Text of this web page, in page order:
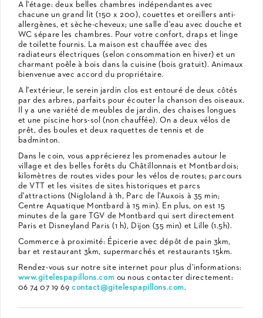
A l'étage: deux belles chambres indépendantes avec
chacune un grand lit (150 x 200), couettes et oreillers anti-
allergènes, et sèche-cheveux; une salle d'eau avec douche et
WC sépare les chambres. Pour votre confort, draps et linge
de toilette fournis. La maison est chauffée avec des
radiateurs électriques (selon consommation en hiver) et un
charmant poêle à bois dans la cuisine (bois gratuit). Animaux
bienvenue avec accord du propriétaire.
A l'extérieur, le serein jardin clos est entouré de deux côtés
par des arbres, parfaits pour écouter la chanson des oiseaux.
Il y a une variété de meubles de jardin, des chaises longues
et une piscine hors-sol (non chauffée). On a deux vélos de
prêt, des boules et deux raquettes de tennis et de
badminton.
Dans le coin, vous apprécierez les promenades autour le
village et des belles forêts du Châtillonnais et Montbardois;
kilomètres de routes vides pour les vélos de routes; parcours
de VTT et les visites de sites historiques et parcs
d'attractions (Nigloland à 1h, Parc de l’Auxois à 35 min;
Centre Aquatique Montbard à 15 min). En plus, on est 15
minutes de la gare TGV de Montbard qui sert directement
Paris et Disneyland Paris (1 h), Dijon (35 min) et Lille (1.5h).
Commerce à proximité: Épicerie avec dépôt de pain 3km,
bar et restaurant 3km, supermarchés et restaurants 15km.
Rendez-vous sur notre site internet pour plus d'informations:
www.gitelespapillons.com ou nous contacter directement:
06 74 07 19 69contact@gitelespapillons.com.